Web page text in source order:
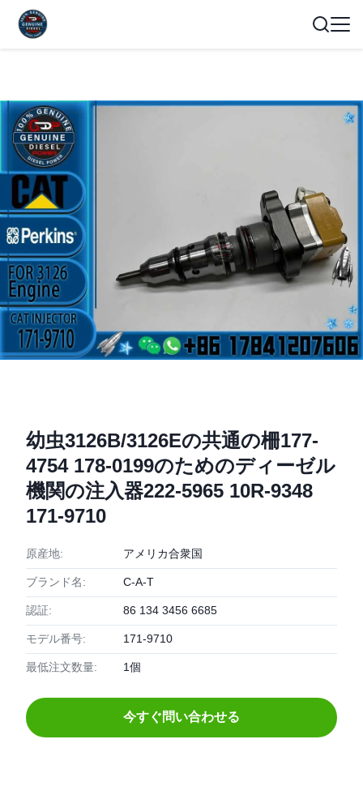
幼虫3126B/3126Eの共通の柵177-
4754 178-0199のためのディーゼル
機関の注入器222-5965 10R-9348
171-9710
原産地: アメリカ合衆国
ブランド名: C-A-T
認証: 86 134 3456 6685
モデル番号: 171-9710
最低注文数量: 1個
今すぐ問い合わせる